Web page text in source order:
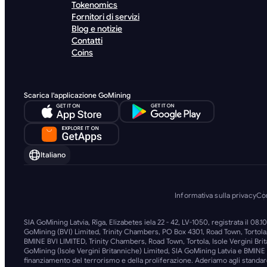
Tokenomics
Fornitori di servizi
Blog e notizie
Contatti
Coins
Scarica l'applicazione GoMining
Italiano
Informativa sulla privacy
SIA GoMining Latvia, Rīga, Elizabetes iela 22 - 42, LV-1050, registrata il
GoMining (BVI) Limited, Trinity Chambers, PO Box 4301, Road Town,
BMINE BVI LIMITED, Trinity Chambers, Road Town, Tortola, Isole Vergini
GoMining (Isole Vergini Britanniche) Limited, SIA GoMining Latvia e
finanziamento del terrorismo e della proliferazione. Aderiamo agli